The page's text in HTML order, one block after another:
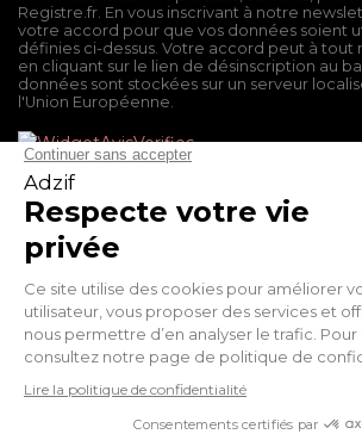
Registre.fr. En vous inscrivant à notre
votre accord pour que vos données soient
définies ci-dessus. Votre accord peut à
en cliquant sur le lien de désinscription au
données sont stockées sur un serveur
l'Union Européenne.
Conditions générales de
Politique de
Facebook